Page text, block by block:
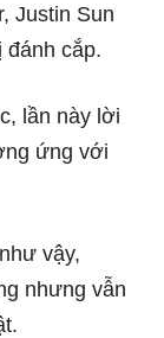
Justin Sun
cắp.
lần này lời
ứng với
vậy,
nhưng vẫn